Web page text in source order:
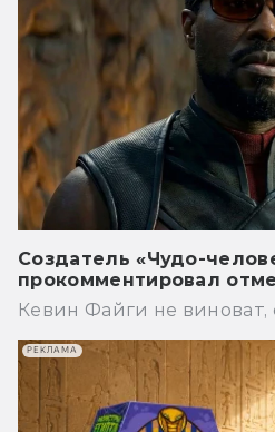
Создатель «Чудо-
прокомментировал
Кевин Файги не виноват,
РЕКЛАМА